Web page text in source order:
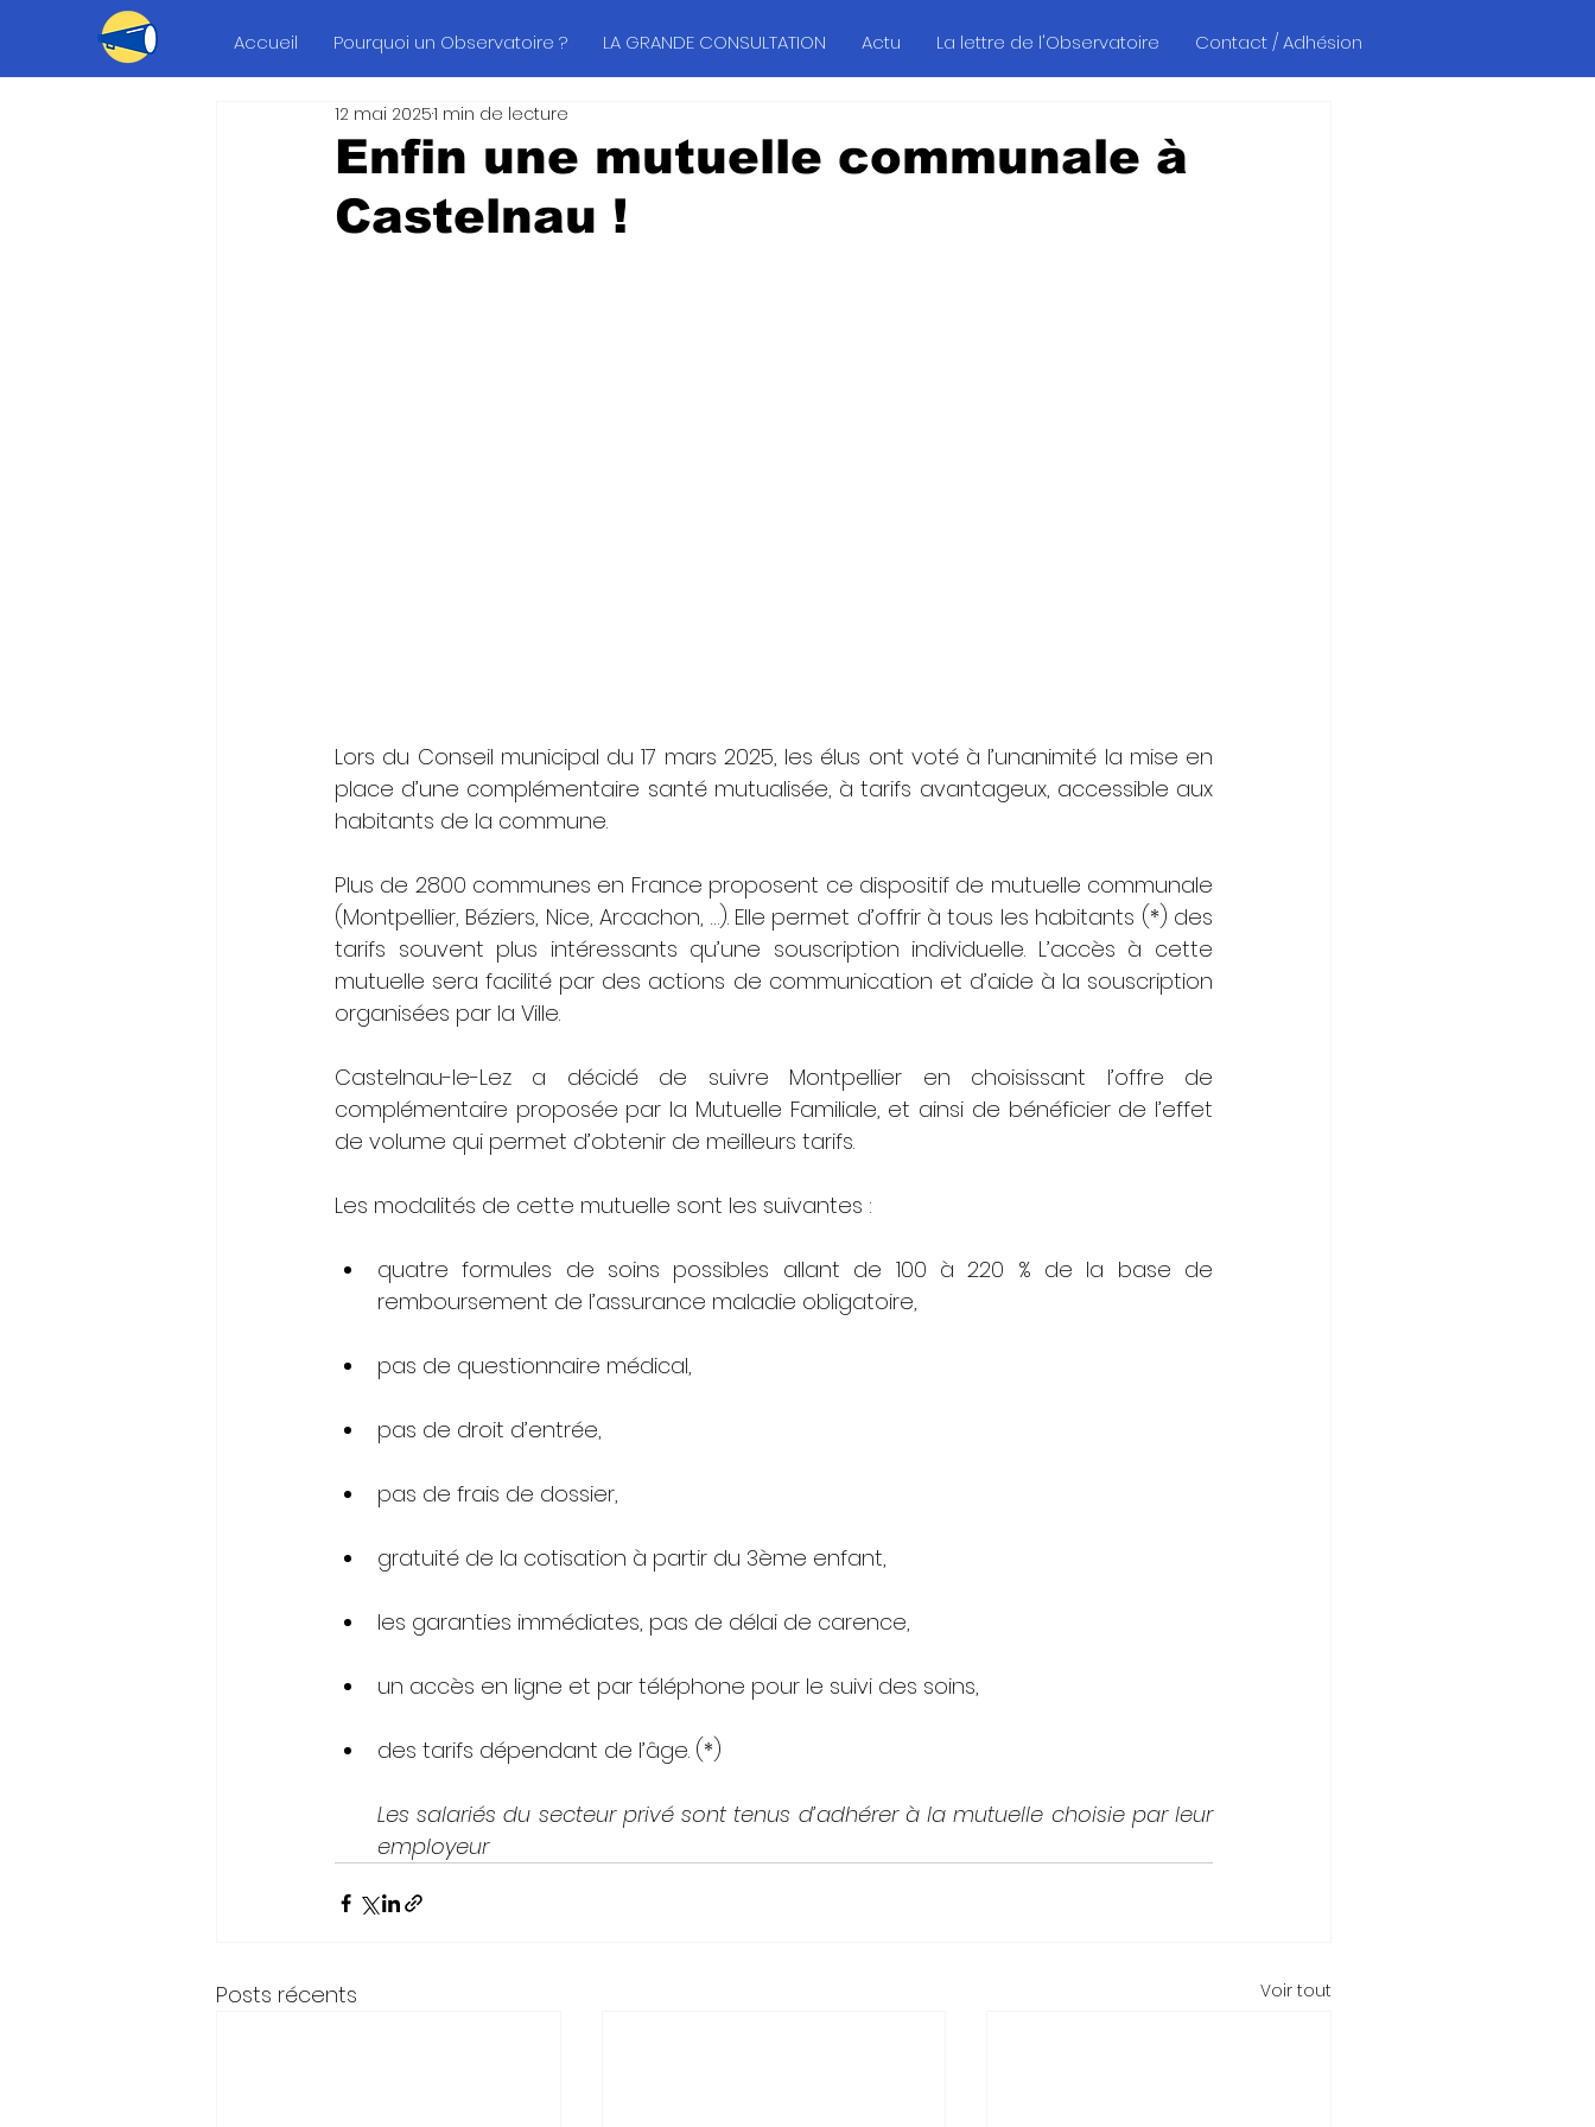
Accueil Pourquoi un Observatoire ? LA GRANDE CONSULTATION Actu La lettre de l'Observatoire Contact / Adhésion
Enfin une mutuelle communale à
Castelnau !
12 mai 20251 min de lecture
Lors du Conseil municipal du 17 mars 2025, les élus ont voté à l’unanimité la mise en
place d’une complémentaire santé mutualisée, à tarifs avantageux, accessible aux
habitants de la commune.
Plus de 2800 communes en France proposent ce dispositif de mutuelle communale
(Montpellier, Béziers, Nice, Arcachon, …). Elle permet d’offrir à tous les habitants (*) des
tarifs souvent plus intéressants qu’une souscription individuelle. L’accès à cette
mutuelle sera facilité par des actions de communication et d’aide à la souscription
organisées par la Ville.
Castelnau-le-Lez a décidé de suivre Montpellier en choisissant l’offre de
complémentaire proposée par la Mutuelle Familiale, et ainsi de bénéficier de l’effet
de volume qui permet d’obtenir de meilleurs tarifs.
Les modalités de cette mutuelle sont les suivantes :
quatre formules de soins possibles allant de 100 à 220 % de la base de
remboursement de l’assurance maladie obligatoire,
pas de questionnaire médical,
pas de droit d’entrée,
pas de frais de dossier,
gratuité de la cotisation à partir du 3ème enfant,
les garanties immédiates, pas de délai de carence,
un accès en ligne et par téléphone pour le suivi des soins,
des tarifs dépendant de l’âge. (*)
Les salariés du secteur privé sont tenus d’adhérer à la mutuelle choisie par leur
employeur
Posts récents Voir tout